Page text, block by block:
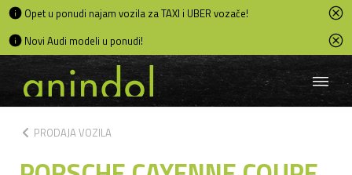
Opet u ponudi najam vozila za TAXI i UBER vozače!
Novi Audi modeli u ponudi!
chevron_left PRODAJA VOZILA